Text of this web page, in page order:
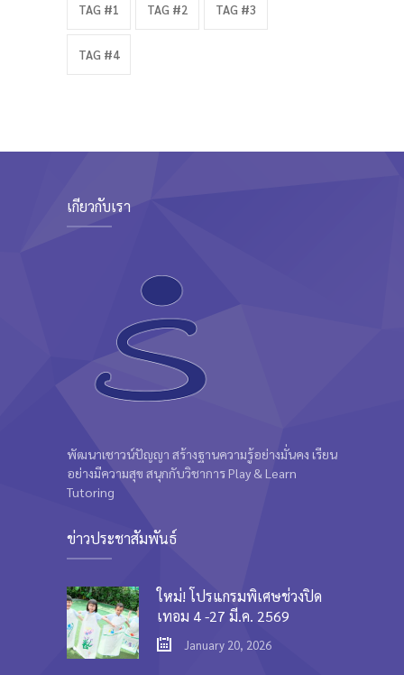
TAG #1 TAG #2 TAG #3
TAG #4
เกี่ยวกับเรา
พัฒนาเชาวน์ปัญญา สร้างฐานความรู้อย่างมั่นคง เรียน
อย่างมีความสุข สนุกกับวิชาการ Play & Learn
Tutoring
ข่าวประชาสัมพันธ์
ใหม่! โปรแกรมพิเศษช่วงปิด
เทอม 4 -27 มี.ค. 2569
January 20, 2026